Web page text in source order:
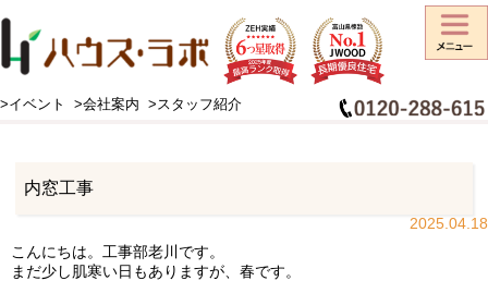
>イベント >会社案内 >スタッフ紹介
HOME > 工事日記> 内窓工事
内窓工事
2025.04.18
こんにちは。工事部老川です。
まだ少し肌寒い日もありますが、春です。